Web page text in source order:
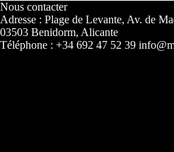
Nous contacter
Adresse : Plage de Levante, Av. de
03503 Benidorm, Alicante
Téléphone : +34 692 47 52 39